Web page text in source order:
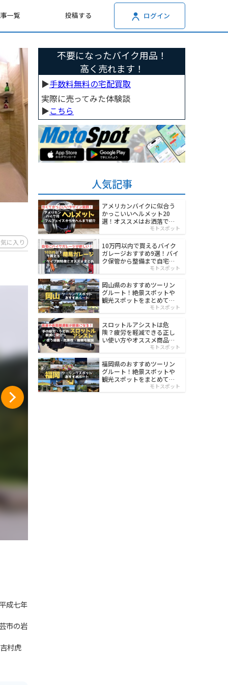
一覧 投稿する ログイン
に入り
成七年
市の岩
村虎
不要になったバイク用品！
高く売れます！
▶︎手数料無料の宅配買取
実際に売ってみた体験談
▶︎こちら
人気記事
アメリカンバイクに似合う
かっこいいヘルメット20
選！オススメはお洒落でワ
モトスポット
10万円以内で買えるバイク
ガレージおすすめ9選！バイ
ク保管から整備まで自宅で
モトスポット
岡山県のおすすめツーリン
グルート！絶景スポットや
観光スポットをまとめて紹
モトスポット
スロットルアシストは危
険？疲労を軽減できる正し
い使い方やオススメ商品を
モトスポット
福岡県のおすすめツーリン
グルート！絶景スポットや
観光スポットをまとめて紹
モトスポット